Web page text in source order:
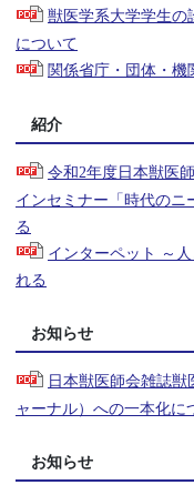
獣医学系大学学生の
について
関係省庁・団体・機
紹介
令和2年度日本獣医
インセミナー「時代のニ
る
インターペット ～
れる
お知らせ
日本獣医師会雑誌
ャーナル）への一本化に
お知らせ